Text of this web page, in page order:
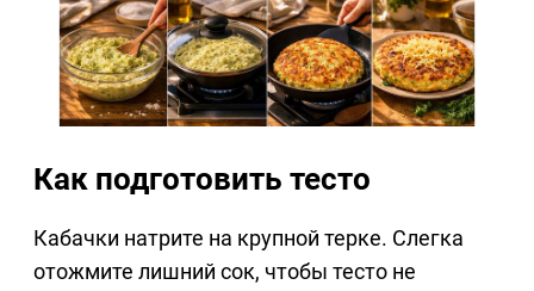
Как подготовить тесто
Кабачки натрите на крупной терке. Слегка
отожмите лишний сок, чтобы тесто не